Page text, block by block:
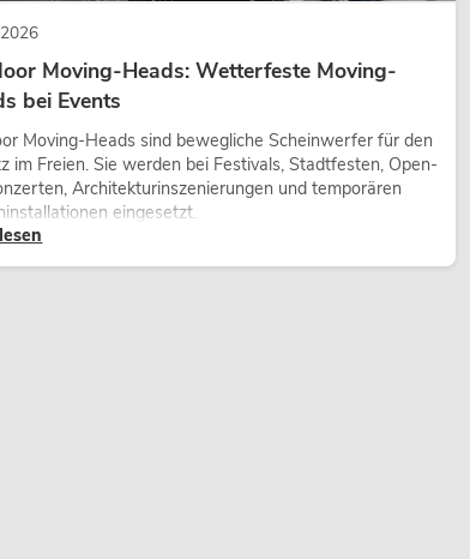
Moving-Heads: Wetterfeste Moving-
bei Events
Moving-Heads sind bewegliche Scheinwerfer für den
im Freien. Sie werden bei Festivals, Stadtfesten, Open-
Architekturinszenierungen und temporären
eingesetzt.